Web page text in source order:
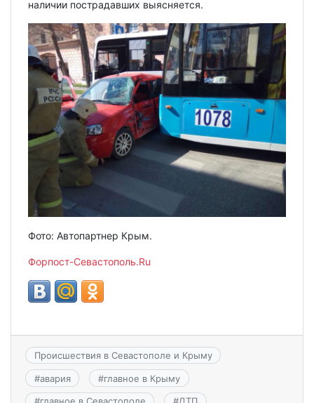
наличии пострадавших выясняется.
Фото: Автопартнер Крым.
Форпост-Севастополь.Ru
Происшествия в Севастополе и Крыму
#авария #главное в Крыму